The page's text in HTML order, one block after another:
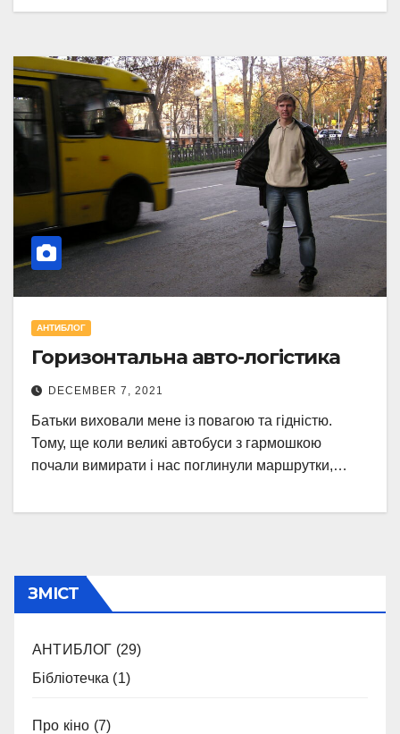
АНТИБЛОГ
Горизонтальна авто-логістика
DECEMBER 7, 2021
Батьки виховали мене із повагою та гідністю.
Тому, ще коли великі автобуси з гармошкою
почали вимирати і нас поглинули маршрутки,…
ЗМІСТ
АНТИБЛОГ (29)
Бібліотечка (1)
Про кіно (7)